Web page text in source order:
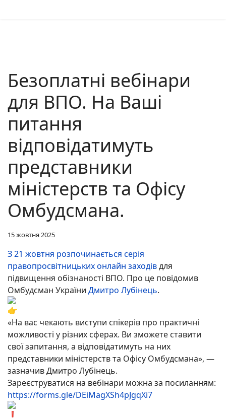
Безоплатні вебінари
для ВПО. На Ваші
питання
відповідатимуть
представники
міністерств та Офісу
Омбудсмана.
15 жовтня 2025
З 21 жовтня розпочинається серія
правопросвітницьких онлайн заходівдля
підвищення обізнаності ВПО. Про це повідомив
Омбудсман України Дмитро Лубінець.
«На вас чекають виступи спікерів про практичні
можливості у різних сферах. Ви зможете ставити
свої запитання, а відповідатимуть на них
представники міністерств та Офісу Омбудсмана», —
зазначив Дмитро Лубінець.
Зареєструватися на вебінари можна за посиланням:
https://forms.gle/DEiMagXSh4pJgqXi7